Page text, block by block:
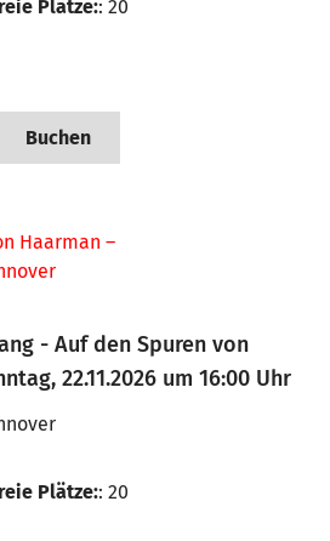
Plätze:: 20
Buchen
- Auf den Spuren von
22.11.2026 um 16:00 Uhr
Plätze:: 20